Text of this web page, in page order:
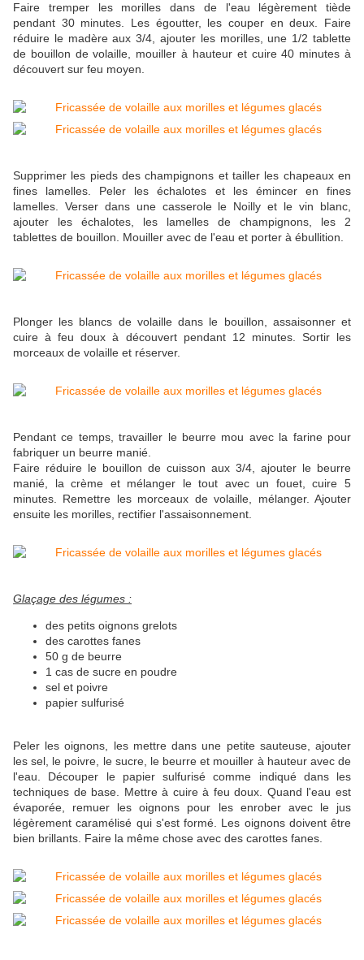
Faire tremper les morilles dans de l'eau légèrement tiède
pendant 30 minutes. Les égoutter, les couper en deux. Faire
réduire le madère aux 3/4, ajouter les morilles, une 1/2 tablette
de bouillon de volaille, mouiller à hauteur et cuire 40 minutes à
découvert sur feu moyen.
Supprimer les pieds des champignons et tailler les chapeaux en
fines lamelles. Peler les échalotes et les émincer en fines
lamelles. Verser dans une casserole le Noilly et le vin blanc,
ajouter les échalotes, les lamelles de champignons, les 2
tablettes de bouillon. Mouiller avec de l'eau et porter à ébullition.
Plonger les blancs de volaille dans le bouillon, assaisonner et
cuire à feu doux à découvert pendant 12 minutes. Sortir les
morceaux de volaille et réserver.
Pendant ce temps, travailler le beurre mou avec la farine pour
fabriquer un beurre manié.
Faire réduire le bouillon de cuisson aux 3/4, ajouter le beurre
manié, la crème et mélanger le tout avec un fouet, cuire 5
minutes. Remettre les morceaux de volaille, mélanger. Ajouter
ensuite les morilles, rectifier l'assaisonnement.
Glaçage des légumes :
des petits oignons grelots
des carottes fanes
50 g de beurre
1 cas de sucre en poudre
sel et poivre
papier sulfurisé
Peler les oignons, les mettre dans une petite sauteuse, ajouter
les sel, le poivre, le sucre, le beurre et mouiller à hauteur avec de
l'eau. Découper le papier sulfurisé comme indiqué dans les
techniques de base. Mettre à cuire à feu doux. Quand l'eau est
évaporée, remuer les oignons pour les enrober avec le jus
légèrement caramélisé qui s'est formé. Les oignons doivent être
bien brillants. Faire la même chose avec des carottes fanes.